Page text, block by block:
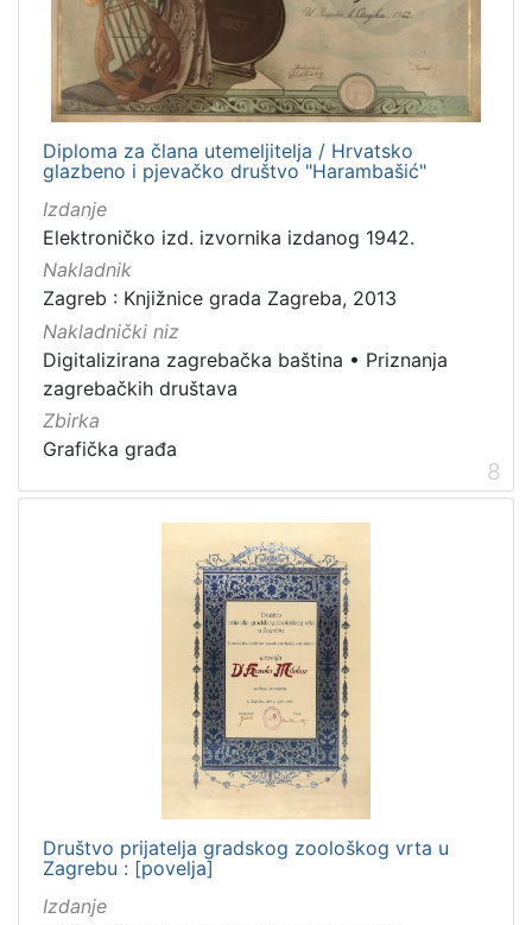
Diploma za člana utemeljitelja / Hrvatsko
glazbeno i pjevačko društvo "Harambašić"
Izdanje
Elektroničko izd. izvornika izdanog 1942.
Nakladnik
Zagreb : Knjižnice grada Zagreba, 2013
Nakladnički niz
Digitalizirana zagrebačka baština • Priznanja
zagrebačkih društava
Zbirka
Grafička građa
8
Društvo prijatelja gradskog zoološkog vrta u
Zagrebu : [povelja]
Izdanje